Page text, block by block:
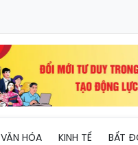
VĂN HÓA KINH TẾ BẤT